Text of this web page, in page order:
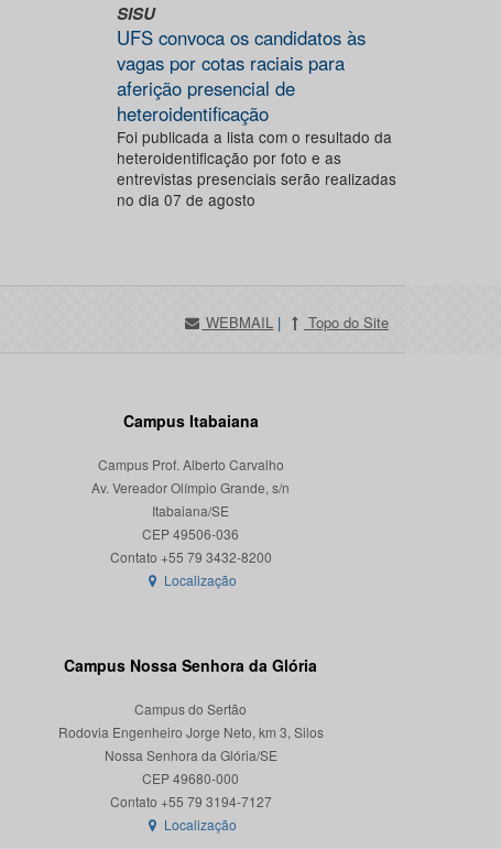
SISU
UFS convoca os candidatos às
vagas por cotas raciais para
aferição presencial de
heteroidentificação
Foi publicada a lista com o resultado da
heteroidentificação por foto e as
entrevistas presenciais serão realizadas
no dia 07 de agosto
WEBMAIL | Topo do Site
Campus Itabaiana
Campus Prof. Alberto Carvalho
Av. Vereador Olímpio Grande, s/n
Itabaiana/SE
CEP 49506-036
Localização
Campus Nossa Senhora da Glória
Campus do Sertão
Rodovia Engenheiro Jorge Neto, km 3, Silos
Nossa Senhora da Glória/SE
CEP 49680-000
Contato +55 79 3194-7127
Localização